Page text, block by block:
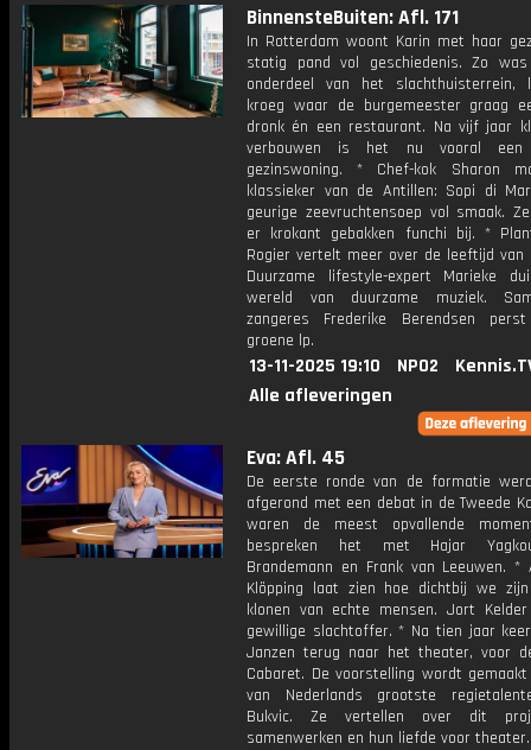
BinnensteBuiten: Afl. 171
In Rotterdam woont Karin met haar
statig pand vol geschiedenis. Zo
onderdeel van het slachthuisterrein,
kroeg waar de burgemeester graag
dronk én een restaurant. Na vijf jaar
verbouwen is het nu vooral een
gezinswoning. * Chef-kok Sharon
klassieker van de Antillen: Sopi di
geurige zeevruchtensoep vol smaak.
er krokant gebakken funchi bij. *
Rogier vertelt meer over de leeftijd van
Duurzame lifestyle-expert Marieke
wereld van duurzame muziek.
zangeres Frederike Berendsen
groene lp.
13-11-2025 19:10 NPO2
Alle afleveringen
Eva: Afl. 45
De eerste ronde van de formatie
afgerond met een debat in de Tweede
waren de meest opvallende
bespreken het met Hajar
Brandemann en Frank van Leeuwen. *
Klöpping laat zien hoe dichtbij we
klonen van echte mensen. Jort
gewillige slachtoffer. * Na tien jaar
Janzen terug naar het theater, voor
Cabaret. De voorstelling wordt
van Nederlands grootste
Bukvic. Ze vertellen over dit
samenwerken en hun liefde voor theater.